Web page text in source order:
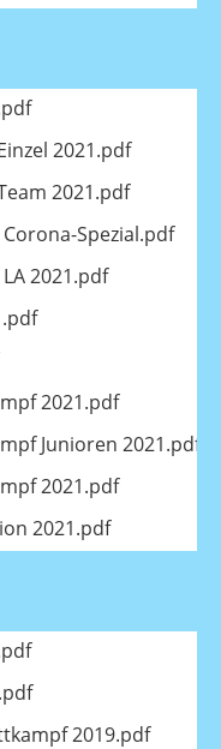
2021.pdf
2021.pdf
Spezial.pdf
2021.pdf
2021.pdf
Junioren 2021.pdf
2021.pdf
2021.pdf
2019.pdf